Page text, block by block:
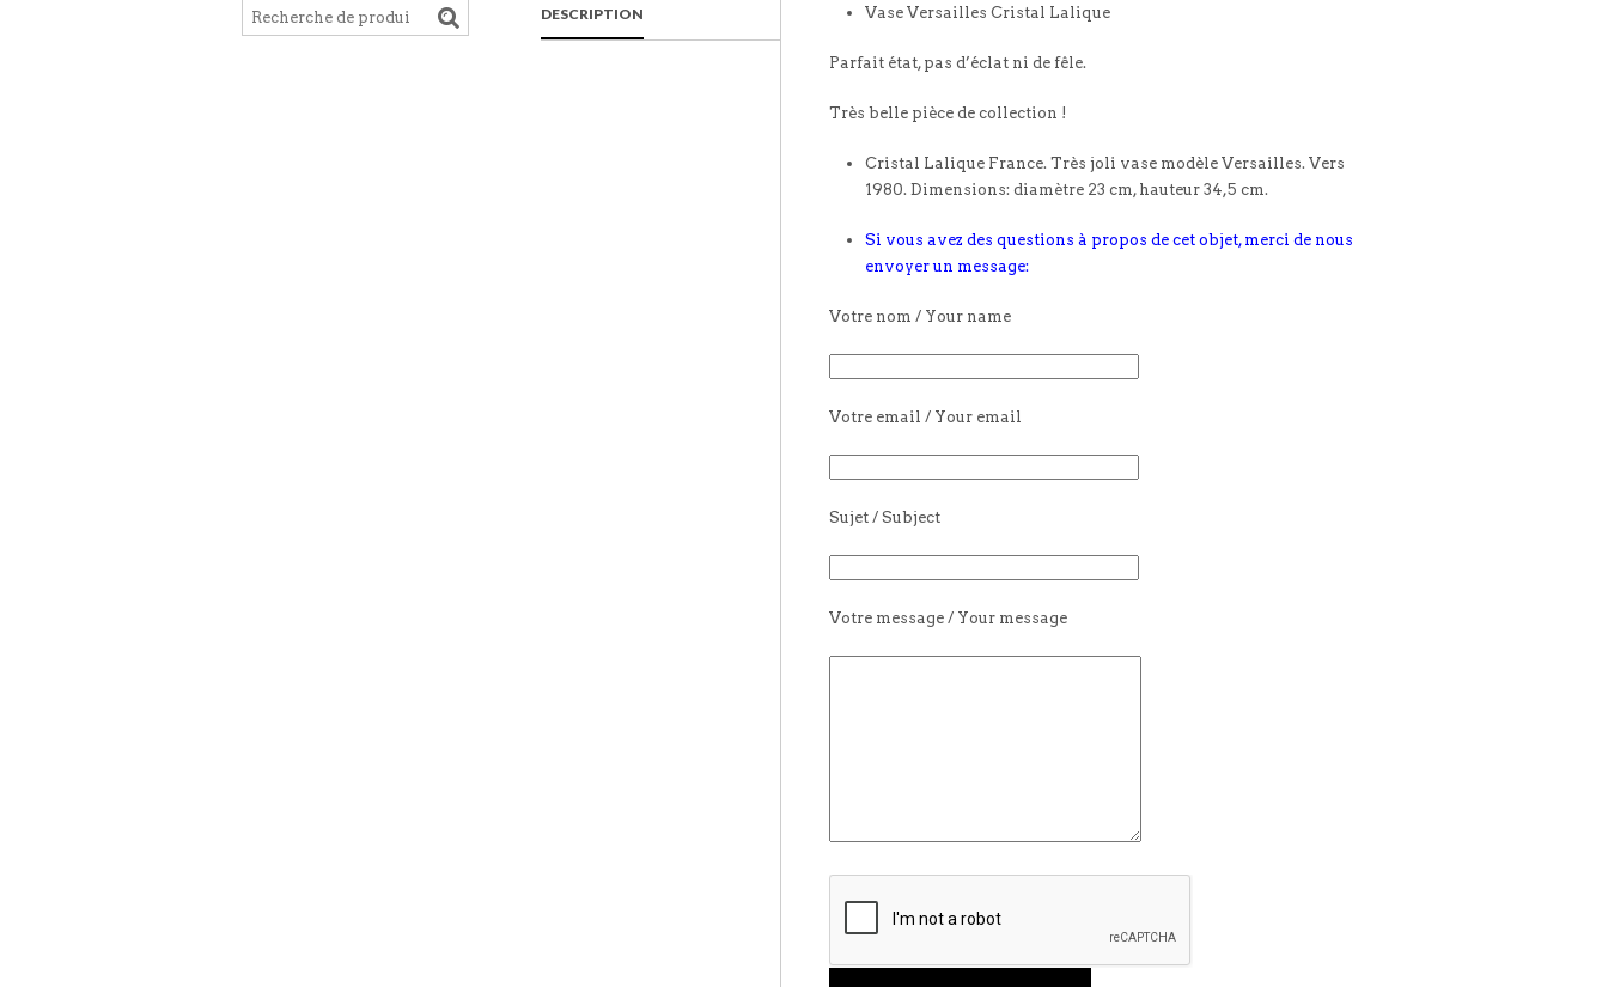
DESCRIPTION Vase Versailles Cristal Lalique
Parfait état, pas d’éclat ni de fêle.
Très belle pièce de collection !
Cristal Lalique France. Très joli vase modèle Versailles. Vers
1980. Dimensions: diamètre 23 cm, hauteur 34,5 cm.
Si vous avez des questions à propos de cet objet, merci de nous
envoyer un message:
Votre nom / Your name
Votre email / Your email
Sujet / Subject
Votre message / Your message